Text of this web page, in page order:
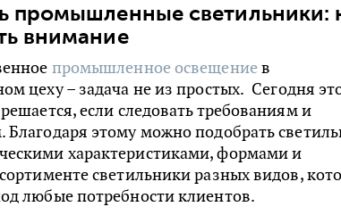
промышленные светильники:
внимание
промышленное освещение в
цеху – задача не из простых. Сегодня
если следовать требованиям и
этому можно подобрать
характеристиками, формами и
светильники разных видов,
любые потребности клиентов.